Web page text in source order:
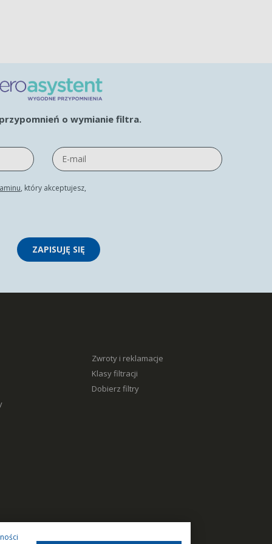
o wymianie filtra.
, który akceptujesz,
ZAPISUJĘ SIĘ
Zwroty i reklamacje
Klasy filtracji
Dobierz filtry